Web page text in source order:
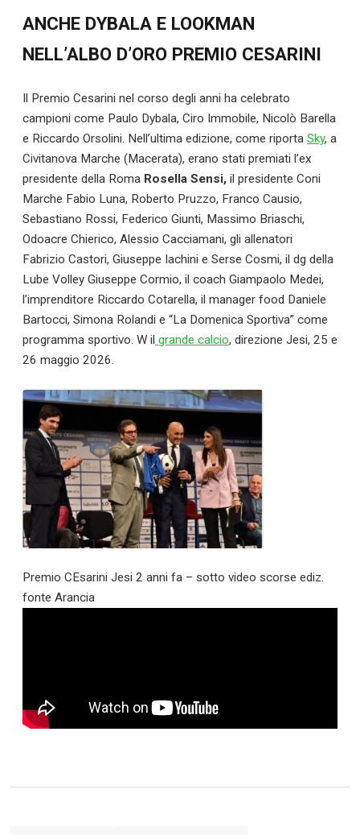
Calciomercato
ANCHE DYBALA E LOOKMAN
NELL’ALBO D’ORO PREMIO CESARINI
Il Premio Cesarini nel corso degli anni ha celebrato
campioni come Paulo Dybala, Ciro Immobile, Nicolò Barella
e Riccardo Orsolini. Nell’ultima edizione, come riporta Sky, a
Civitanova Marche (Macerata), erano stati premiati l’ex
presidente della Roma Rosella Sensi, il presidente Coni
Marche Fabio Luna, Roberto Pruzzo, Franco Causio,
Sebastiano Rossi, Federico Giunti, Massimo Briaschi,
Odoacre Chierico, Alessio Cacciamani, gli allenatori
Fabrizio Castori, Giuseppe Iachini e Serse Cosmi, il dg della
Lube Volley Giuseppe Cormio, il coach Giampaolo Medei,
l’imprenditore Riccardo Cotarella, il manager food Daniele
Bartocci, Simona Rolandi e “La Domenica Sportiva” come
programma sportivo. W il grande calcio, direzione Jesi, 25 e
26 maggio 2026.
Premio CEsarini Jesi 2 anni fa – sotto video scorse ediz.
fonte Arancia